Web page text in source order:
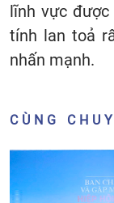
lĩnh vực
tính lan toả
nhấn mạnh.
CÙNG